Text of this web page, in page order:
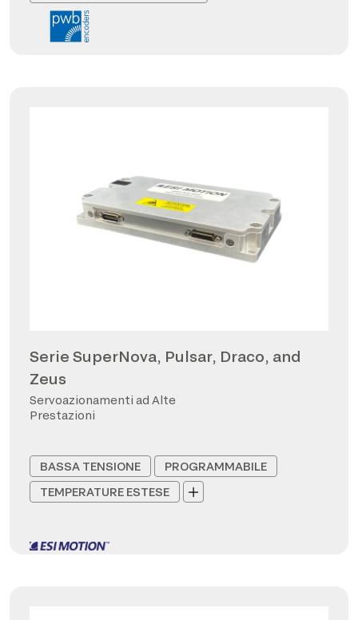
Serie SuperNova, Pulsar, Draco, and
Zeus
Servoazionamenti ad Alte
Prestazioni
BASSA TENSIONE
PROGRAMMABILE
TEMPERATURE ESTESE